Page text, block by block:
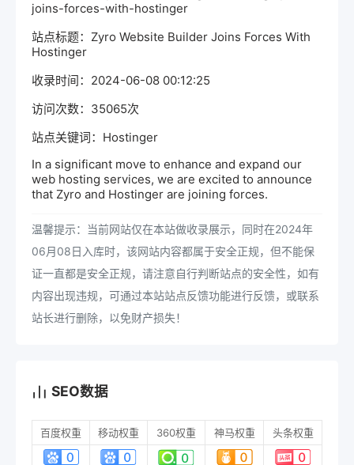
joins-forces-with-hostinger
站点标题：Zyro Website Builder Joins Forces With
Hostinger
收录时间：2024-06-08 00:12:25
访问次数：35065次
站点关键词：Hostinger
In a significant move to enhance and expand our
web hosting services, we are excited to announce
that Zyro and Hostinger are joining forces.
温馨提示：当前网站仅在本站做收录展示，同时在2024年
06月08日入库时，该网站内容都属于安全正规，但不能保
证一直都是安全正规，请注意自行判断站点的安全性，如有
内容出现违规，可通过本站站点反馈功能进行反馈，或联系
站长进行删除，以免财产损失！
SEO数据
百度权重 移动权重 360权重 神马权重 头条权重